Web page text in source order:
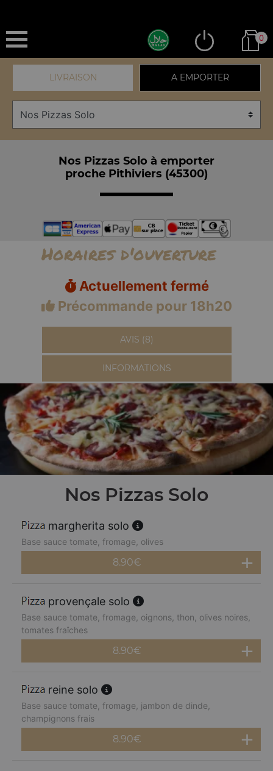
0
LIVRAISON A EMPORTER
Nos Pizzas Solo à emporter
proche Pithiviers (45300)
Horaires d'ouverture
Actuellement fermé
Précommande pour 18h20
AVIS (8)
INFORMATIONS
Nos Pizzas Solo
margherita solo
Base sauce tomate, fromage, olives
8.90€
provençale solo
Base sauce tomate, fromage, oignons, thon, olives noires,
tomates fraîches
8.90€
reine solo
Base sauce tomate, fromage, jambon de dinde,
champignons frais
8.90€